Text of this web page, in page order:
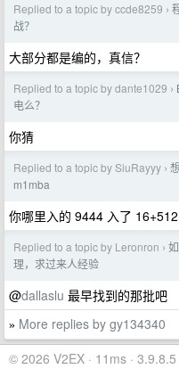
Replied to a topic by ccde8259 ›
战？
大部分都是编的，真信？
Replied to a topic by dante1029 ›
电么？
你猜
Replied to a topic by SiuRayyy ›
m1mba
你哪里入的 9444 入了
Replied to a topic by Leronron ›
理，求过来人经验
@dallaslu 最早找到的那批吧
» More replies by gy134340
© 2026 V2EX · 11ms · 3.9.8.5